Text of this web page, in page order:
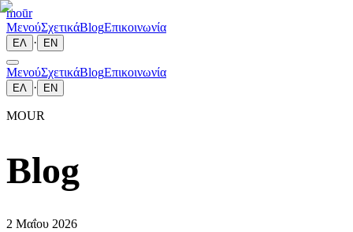
moūr
ΜενούΣχετικάBlogΕπικοινωνία
ΕΛ · EN
ΜενούΣχετικάBlogΕπικοινωνία
ΕΛ · EN
MOUR
Blog
2 Μαΐου 2026